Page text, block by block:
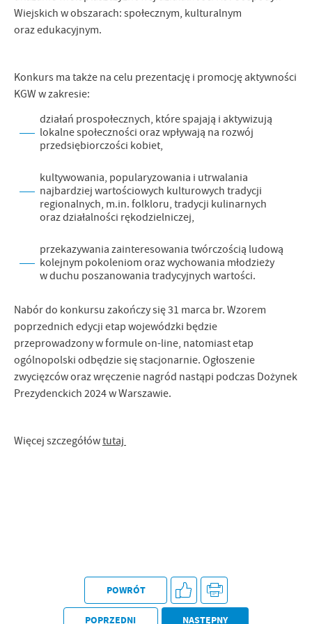
Wiejskich w obszarach: społecznym, kulturalnym
oraz edukacyjnym.
Konkurs ma także na celu prezentację i promocję aktywności
KGW w zakresie:
działań prospołecznych, które spajają i aktywizują
lokalne społeczności oraz wpływają na rozwój
przedsiębiorczości kobiet,
kultywowania, popularyzowania i utrwalania
najbardziej wartościowych kulturowych tradycji
regionalnych, m.in. folkloru, tradycji kulinarnych
oraz działalności rękodzielniczej,
przekazywania zainteresowania twórczością ludową
kolejnym pokoleniom oraz wychowania młodzieży
w duchu poszanowania tradycyjnych wartości.
Nabór do konkursu zakończy się 31 marca br. Wzorem
poprzednich edycji etap wojewódzki będzie
przeprowadzony w formule on-line, natomiast etap
ogólnopolski odbędzie się stacjonarnie. Ogłoszenie
zwycięzców oraz wręczenie nagród nastąpi podczas Dożynek
Prezydenckich 2024 w Warszawie.
Więcej szczegółówtutaj
POWRÓT
POPRZEDNI NASTĘPNY
Firmy te działają w charakterze pośredników prezentujących nasze
treści w postaci wiadomości, ofert, komunikatów mediów
społecznościowych.